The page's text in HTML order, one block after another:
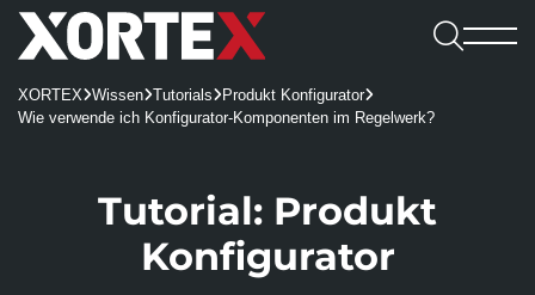

Leistungen
Leistungen
UX/UI-Design
Website Relaunch
Software
Onlineshop-Systeme
Referenzen
REDX Websites & Onlineshops
TYPO3-Projekte
Benefits
Kennenlernen
Webagentur

XORTEXWissenTutorials Produkt Konfigurator
Wie verwende ich Konfigurator-Komponenten im Regelwerk?
Tutorial: Produkt
Konfi­gurator